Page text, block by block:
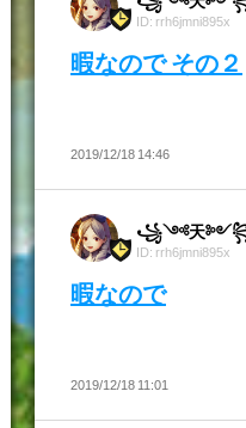
ID: rrh6jmni895x
暇なので その２
2019/12/18 14:46
꧁༺天
ID: rrh6jmni895x
暇なので
2019/12/18 11:01